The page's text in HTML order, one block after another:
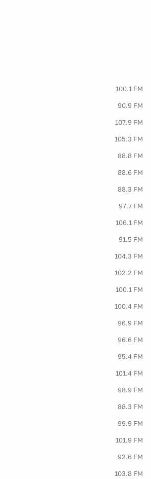
100.1 FM
90.9 FM
107.9 FM
105.3 FM
88.8 FM
88.6 FM
88.3 FM
97.7 FM
106.1 FM
91.5 FM
104.3 FM
102.2 FM
100.1 FM
100.4 FM
96.9 FM
96.6 FM
95.4 FM
101.4 FM
98.9 FM
88.3 FM
99.9 FM
101.9 FM
92.6 FM
103.8 FM